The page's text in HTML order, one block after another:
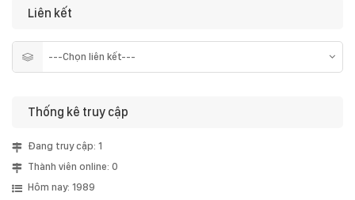
Liên kết
Thống kê truy cập
Đang truy cập: 1
Thành viên online: 0
Hôm nay: 1989